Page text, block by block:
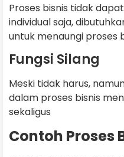
Proses bisnis tidak
individual saja,
untuk menaungi proses
Fungsi Silang
Meski tidak harus,
dalam proses bisnis
sekaligus
Contoh Proses